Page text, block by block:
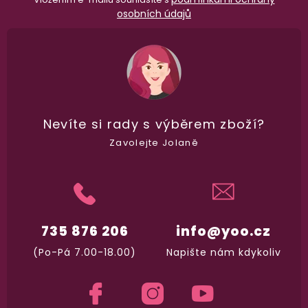
98% spokojenost
recenzí ověřených zakazníků
osobních údajů
info@yoo.cz
Napište nám kdykoliv
735 876 206
(Po-Pá 7.00-18.00)
Nevíte si rady s výběrem zboží?
Zavolejte Jolaně